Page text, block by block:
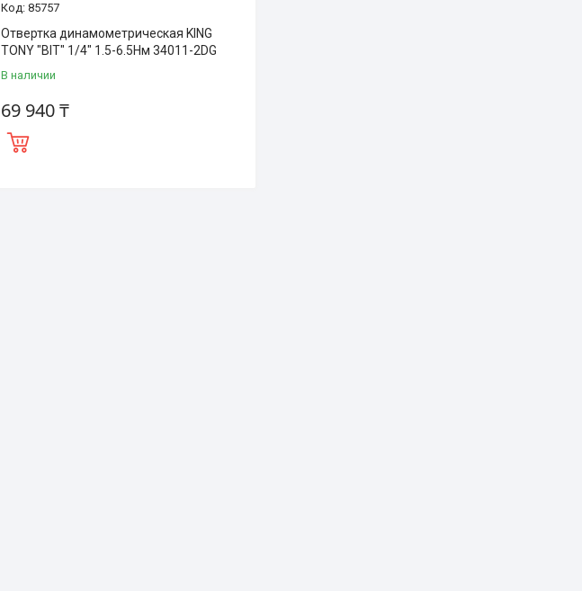
85757
Отвертка динамометрическая KING
TONY "BIT" 1/4" 1.5-6.5Нм 34011-2DG
В наличии
69 940 ₸